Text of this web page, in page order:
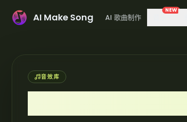
AI Make Song AI 歌曲制作
NEW
音效库